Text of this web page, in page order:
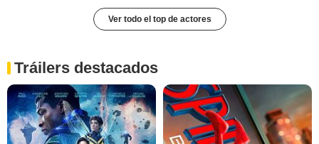
Ver todo el top de actores
Tráilers destacados